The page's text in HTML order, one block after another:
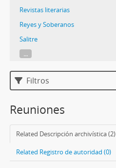
Revistas literarias
Reyes y Soberanos
Salitre
...
Filtros
Reuniones
Related Descripción archivística (2)
Related Registro de autoridad (0)